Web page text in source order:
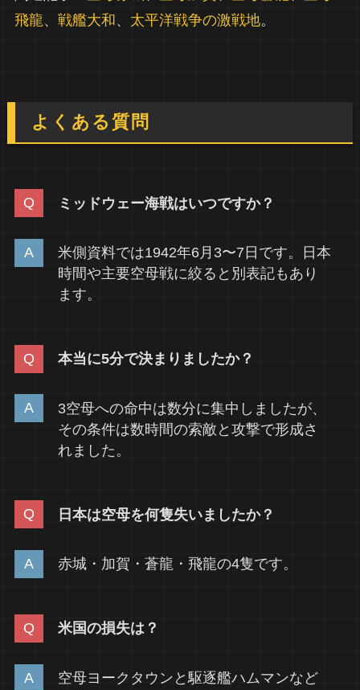
飛龍、 戦艦大和、 太平洋戦争の激戦地。
よくある質問
ミッドウェー海戦はいつですか？
米側資料では1942年6月3〜7日です。日本
時間や主要空母戦に絞ると別表記もあり
ます。
本当に5分で決まりましたか？
3空母への命中は数分に集中しましたが、
その条件は数時間の索敵と攻撃で形成さ
れました。
日本は空母を何隻失いましたか？
赤城・加賀・蒼龍・飛龍の4隻です。
米国の損失は？
空母ヨークタウンと駆逐艦ハムマンなど